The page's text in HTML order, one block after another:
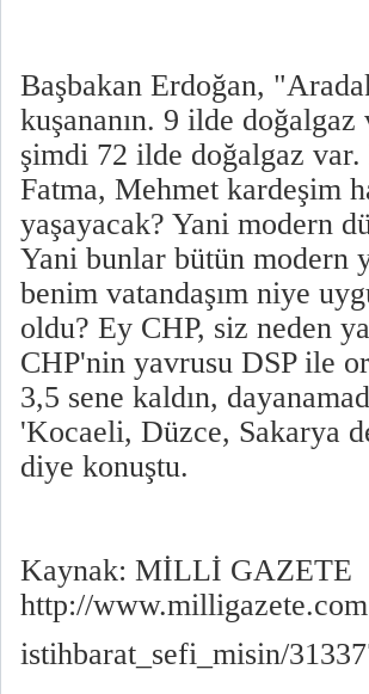
Başbakan Erdoğan,
kuşananın. 9 ilde
şimdi 72 ilde doğalgaz
Fatma, Mehmet kardeşim
yaşayacak? Yani modern
Yani bunlar bütün modern
benim vatandaşım niye
oldu? Ey CHP, siz neden
CHP'nin yavrusu DSP ile
3,5 sene kaldın,
'Kocaeli, Düzce, Sakarya
diye konuştu.
Kaynak: MİLLİ GAZETE
http://
istihbarat_sefi_misin/